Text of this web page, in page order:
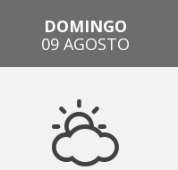
DOMINGO
09 AGOSTO